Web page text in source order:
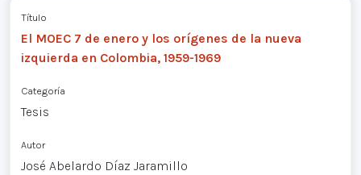
Título
El MOEC 7 de enero y los orígenes de la nueva
izquierda en Colombia, 1959-1969
Categoría
Tesis
Autor
José Abelardo Díaz Jaramillo